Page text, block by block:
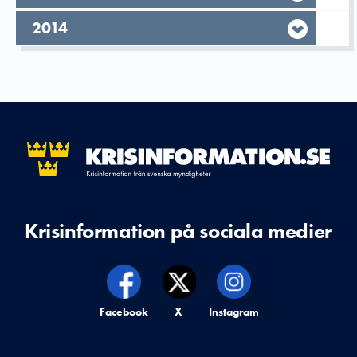
År,
2014
Krisinformation på sociala medier
Krisinformation på,
Facebook Krisinformation på,
X Krisinformation på,
Instagram